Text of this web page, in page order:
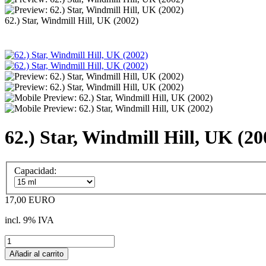
62.) Star, Windmill Hill, UK (2002)
62.) Star, Windmill Hill, UK
Capacidad:
17,00 EURO
incl. 9% IVA